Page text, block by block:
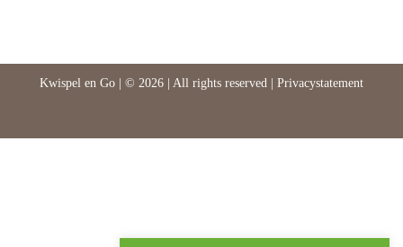
Kwispel en Go | © 2026 | All rights reserved | Privacystatement